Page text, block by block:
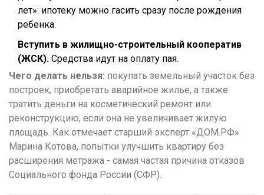
лет»: ипотеку можно гасить сразу после рождения
ребенка.
Вступить в жилищно-строительный кооператив
(ЖСК). Средства идут на оплату пая.
Чего делать нельзя: покупать земельный участок без
построек, приобретать аварийное жилье, а также
тратить деньги на косметический ремонт или
реконструкцию, если она не увеличивает жилую
площадь. Как отмечает старший эксперт «ДОМ.РФ»
Марина Котова, попытки улучшить квартиру без
расширения метража - самая частая причина отказов
Социального фонда России (СФР).